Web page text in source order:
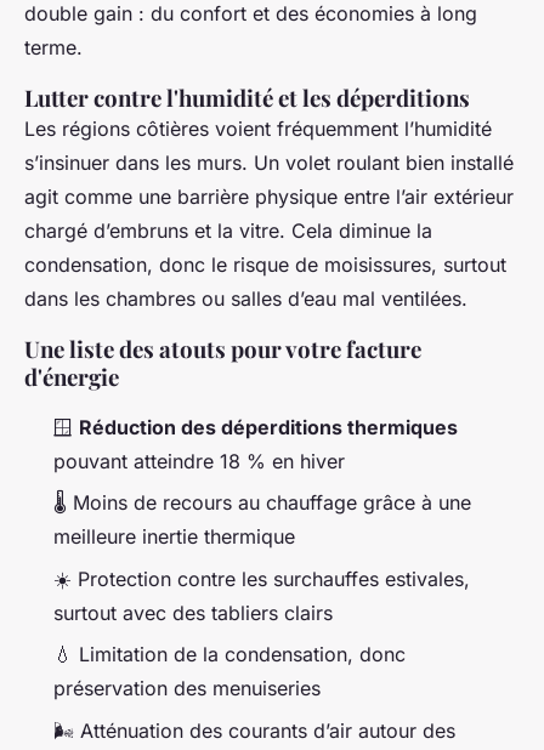
double gain : du confort et des économies à long
terme.
Lutter contre l'humidité et les déperditions
Les régions côtières voient fréquemment l’humidité
s’insinuer dans les murs. Un volet roulant bien installé
agit comme une barrière physique entre l’air extérieur
chargé d’embruns et la vitre. Cela diminue la
condensation, donc le risque de moisissures, surtout
dans les chambres ou salles d’eau mal ventilées.
Une liste des atouts pour votre facture
d'énergie
🪟 Réduction des déperditions thermiques
pouvant atteindre 18 % en hiver
🌡️ Moins de recours au chauffage grâce à une
meilleure inertie thermique
☀️ Protection contre les surchauffes estivales,
surtout avec des tabliers clairs
💧 Limitation de la condensation, donc
préservation des menuiseries
🌬️ Atténuation des courants d’air autour des